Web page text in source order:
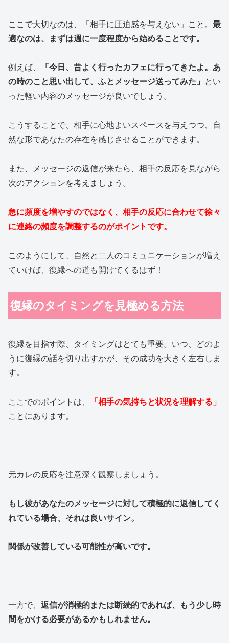
ここで大切なのは、「相手に圧迫感を与えない」こと。 最
適なのは、まずは週に一度程度から始めることです。
例えば、
「今日、昔よく行ったカフェに行ってきたよ。あ
の時のこと思い出して、ふとメッセージ送ってみた」
とい
った軽い内容のメッセージが良いでしょう。
こうすることで、相手に心地よいスペースを与えつつ、自
然な形であなたの存在を感じさせることができます。
また、メッセージの返信が来たら、相手の反応を見ながら
次のアクションを考えましょう。
急に頻度を増やすのではなく、相手の反応に合わせて徐々
に連絡の頻度を調整するのがポイントです。
このようにして、自然と二人のコミュニケーションが増え
ていけば、復縁への道も開けてくるはず！
復縁のタイミングを見極める方法
復縁を目指す際、タイミングはとても重要。いつ、どのよ
うに復縁の話を切り出すかが、その成功を大きく左右しま
す。
ここでのポイントは、
「相手の気持ちと状況を理解する」
ことにあります。
元カレの反応を注意深く観察しましょう。
もし彼があなたのメッセージに対して積極的に返信してく
れている場合、それは良いサイン。
関係が改善している可能性が高いです。
一方で、 返信が消極的または断続的であれば、もう少し時
間をかける必要があるかもしれません。